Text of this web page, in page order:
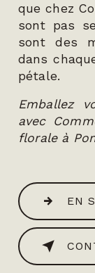
que chez
sont pas
sont des
dans
pétale.
Emballez
avec
florale à
EN